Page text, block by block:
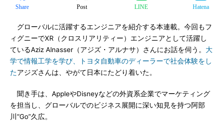
Share Post LINE Hatena
グローバルに活躍するエンジニアを紹介する本連載。今回もフ
ィグニーでXR（クロスリアリティー）エンジニアとして活躍し
ているAziz Alnasser（アジズ・アルナサ）さんにお話を伺う。 大
学で情報工学を学び、トヨタ自動車のディーラーで社会体験をし
たアジズさんは、やがて日本にたどり着いた。
聞き手は、AppleやDisneyなどの外資系企業でマーケティング
を担当し、グローバルでのビジネス展開に深い知見を持つ阿部
川“Go”久広。